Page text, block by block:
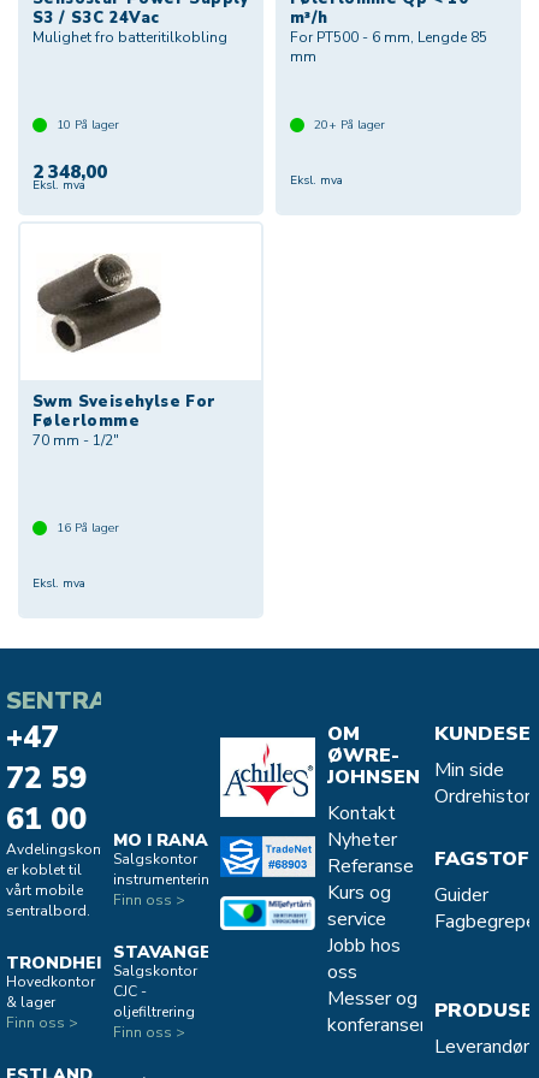
S3 / S3C 24Vac
Mulighet fro batteritilkobling
10 På lager
2 348,00
Eksl. mva
m³/h
For PT500 - 6 mm, Lengde 85
mm
20+ På lager
Eksl. mva
Swm Sveisehylse For
Følerlomme
70 mm - 1/2"
16 På lager
Eksl. mva
SENTRALBORD
+47
72 59
61 00
Avdelingskontorene
er koblet til
vårt mobile
sentralbord.
TRONDHEIM
Hovedkontor
& lager
Finn oss >
MO I RANA
Salgskontor
instrumentering
Finn oss >
STAVANGER
Salgskontor
CJC -
oljefiltrering
Finn oss >
OM
ØWRE-
JOHNSEN
Kontakt
Nyheter
Referanse
Kurs og
service
Jobb hos
oss
Messer og
konferanser
Min side
Guider